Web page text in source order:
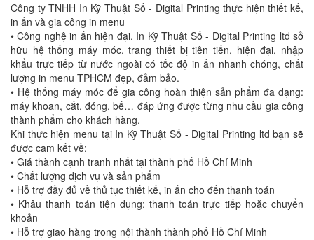
Công ty TNHH In Kỹ Thuật Số - Digital Printing thực hiện thiết kế,
in ấn và gia công in menu
• Công nghệ in ấn hiện đại. In Kỹ Thuật Số - Digital Printing ltd sở
hữu hệ thống máy móc, trang thiết bị tiên tiến, hiện đại, nhập
khẩu trực tiếp từ nước ngoài có tốc độ in ấn nhanh chóng, chất
lượng in menu TPHCM đẹp, đảm bảo.
• Hệ thống máy móc để gia công hoàn thiện sản phẩm đa dạng:
máy khoan, cắt, đóng, bế… đáp ứng được từng nhu cầu gia công
thành phẩm cho khách hàng.
Khi thực hiện menu tại In Kỹ Thuật Số - Digital Printing ltd bạn sẽ
được cam kết về:
• Giá thành cạnh tranh nhất tại thành phố Hồ Chí Minh
• Chất lượng dịch vụ và sản phẩm
• Hỗ trợ đầy đủ về thủ tục thiết kế, in ấn cho đến thanh toán
• Khâu thanh toán tiện dụng: thanh toán trực tiếp hoặc chuyển
khoản
• Hỗ trợ giao hàng trong nội thành thành phố Hồ Chí Minh